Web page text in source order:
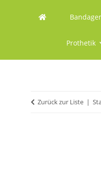
Prothetik
Zurück zur Liste